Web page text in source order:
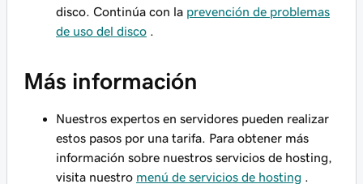
disco. Continúa con la prevención de problemas
de uso del disco
Más información
Nuestros expertos en servidores pueden realizar
estos pasos por una tarifa. Para obtener más
información sobre nuestros servicios de hosting,
visita nuestro menú de servicios de hosting